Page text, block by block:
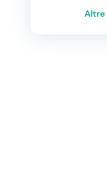
Altre